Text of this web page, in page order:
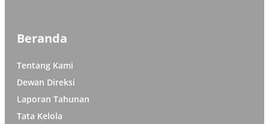
Beranda
Tentang Kami
Dewan Direksi
Laporan Tahunan
Tata Kelola